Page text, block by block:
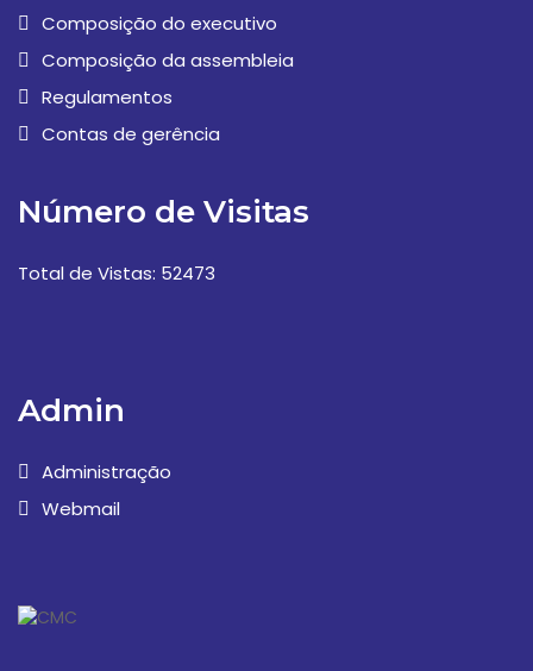
Composição do executivo
Composição da assembleia
Regulamentos
Contas de gerência
Número de Visitas
Total de Vistas: 52473
Admin
Administração
Webmail